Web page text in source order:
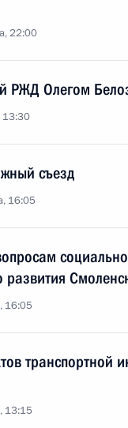
22:00
РЖД Олегом
13:30
съезд
16:05
развития
16:05
транспортной
13:15